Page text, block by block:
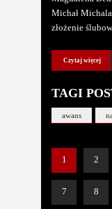
Michał
złożenie
Czytaj więcej
TAGI
awans
1 2
7 8